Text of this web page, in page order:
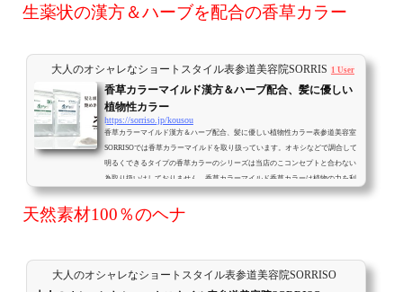
生薬状の漢方＆ハーブを配合の香草カラー
大人のオシャレなショートスタイル表参道美容院SORRISO1 User
香草カラーマイルド漢方＆ハーブ配合、髪に優しい
植物性カラー
https://sorriso.jp/kousou
香草カラーマイルド漢方＆ハーブ配合、髪に優しい植物性カラー表参道美容室
SORRISOでは香草カラーマイルドを取り扱っています。オキシなどで調合して
明るくできるタイプの香草カラーのシリーズは当店のこコンセプトと合わない
為取り扱いはしておりません。香草カラーマイルド香草カラーは植物の力を利
用することで、髪のパサつきやダメージを抑えてカラーリングするだけでな
く、すこかな髪の生育に必要なスキャルプケアにも配慮されています。そのた
め植物成分はエキスではなく効果の高い生薬を採用しています。血行を促進し
天然素材100％のヘナ
大人のオシャレなショートスタイル表参道美容院SORRISO